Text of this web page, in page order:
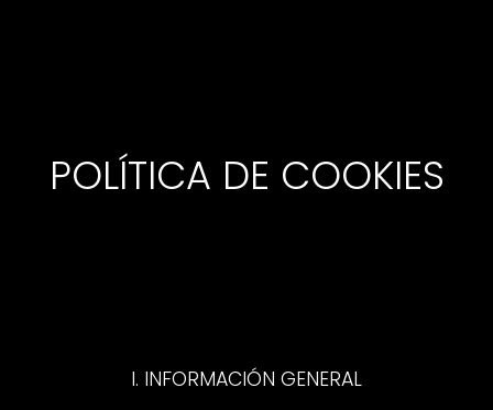
POLÍTICA DE COOKIES
I. INFORMACIÓN GENERAL